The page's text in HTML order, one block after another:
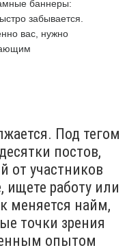
баннеры:
забывается.
вас, нужно
Под тегом
постов,
от участников
работу или
меняется найм,
точки зрения
опытом